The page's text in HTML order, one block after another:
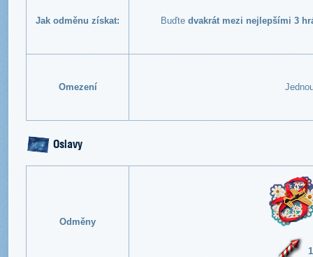
Jak odměnu získat: Buďte dvakrát mezi nejlepšími 3
Omezení
Oslavy
Odměny